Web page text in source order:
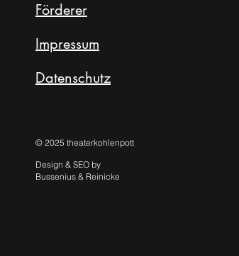
Förderer
Impressum
Datenschutz
© 2025 theaterkohlenpott
Design & SEO by
Bussenius & Reinicke